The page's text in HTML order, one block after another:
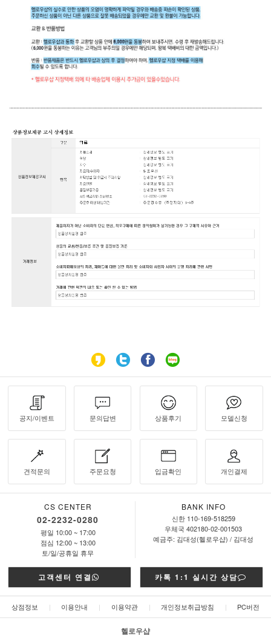
공지/이벤트 문의답변 상품후기 모델신청
견적문의 주문요청 입금확인 개인결제
CS CENTER
02-2232-0280
평일 10:00 ~ 17:00
점심 12:00 ~ 13:00
토/일/공휴일 휴무
BANK INFO
신한 110-169-518259
우체국 402180-02-001503
예금주: 김대성(헬로우샵) / 김대성
고객센터 연결 카톡 1:1 실시간 상담
상점정보 | 이용안내 | 이용약관 | 개인정보취급방침 | PC버전
헬로우샵